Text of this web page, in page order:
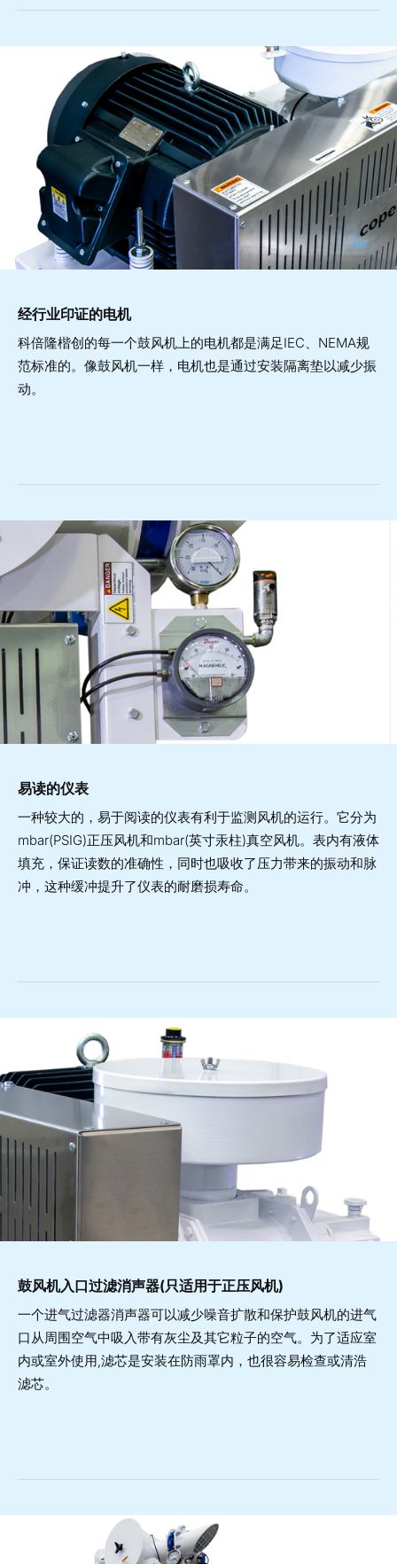
经行业印证的电机
科倍隆楷创的每一个鼓风机上的电机都是满足IEC、NEMA规
范标准的。像鼓风机一样，电机也是通过安装隔离垫以减少振
动。
易读的仪表
一种较大的，易于阅读的仪表有利于监测风机的运行。它分为
mbar(PSIG)正压风机和mbar(英寸汞柱)真空风机。表内有液体
填充，保证读数的准确性，同时也吸收了压力带来的振动和脉
冲，这种缓冲提升了仪表的耐磨损寿命。
鼓风机入口过滤消声器(只适用于正压风机)
一个进气过滤器消声器可以减少噪音扩散和保护鼓风机的进气
口从周围空气中吸入带有灰尘及其它粒子的空气。为了适应室
内或室外使用,滤芯是安装在防雨罩内，也很容易检查或清浩
滤芯。